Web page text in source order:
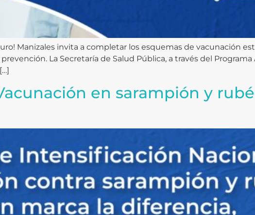
Manizales invita a completar los esquemas de vacunación
La Secretaría de Salud Pública, a través del
en sarampión y